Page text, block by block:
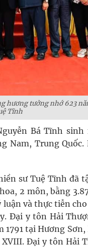
hương tưởng nhớ 623
Tĩnh
Bá Tĩnh sinh
Nam, Trung
sư Tuệ Tĩnh đã
2 môn, bằng
và thực tiễn
Đại y tôn Hải
tại Hương
Đại y tôn Hải